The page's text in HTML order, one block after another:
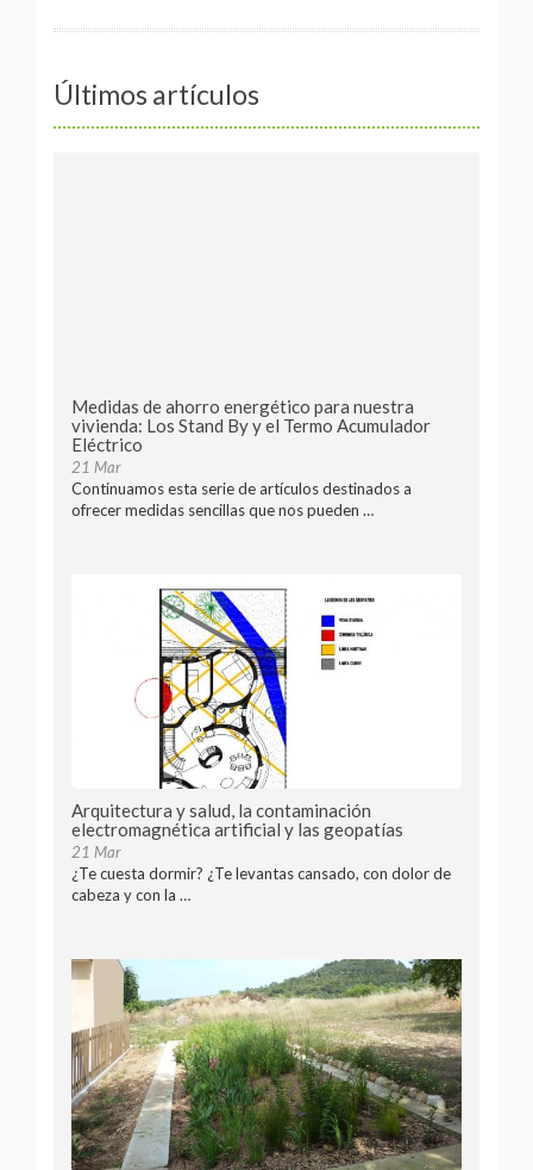
Últimos artículos
Medidas de ahorro energético para nuestra
vivienda: Los Stand By y el Termo Acumulador
Eléctrico
21 Mar
Continuamos esta serie de artículos destinados a
ofrecer medidas sencillas que nos pueden …
Arquitectura y salud, la contaminación
electromagnética artificial y las geopatías
21 Mar
¿Te cuesta dormir? ¿Te levantas cansado, con dolor de
cabeza y con la …